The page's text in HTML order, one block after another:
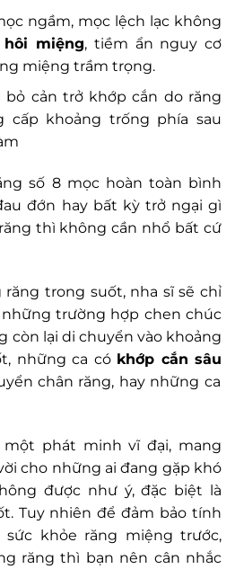
ngầm, mọc lệch lạc không
hôi miệng, tiềm ẩn nguy cơ
miệng trầm trọng.
bỏ cản trở khớp cắn do răng
cấp khoảng trống phía sau
số 8 mọc hoàn toàn bình
đớn hay bất kỳ trở ngại gì
thì không cần nhổ bất cứ
răng trong suốt, nha sĩ sẽ chỉ
trường hợp chen chúc
còn lại di chuyển vào khoảng
những ca có khớp cắn sâu
chân răng, hay những ca
phát minh vĩ đại, mang
cho những ai đang gặp khó
được như ý, đặc biệt là
Tuy nhiên để đảm bảo tính
khỏe răng miệng trước,
răng thì bạn nên cân nhắc